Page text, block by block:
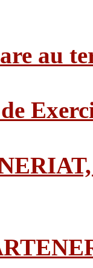
au